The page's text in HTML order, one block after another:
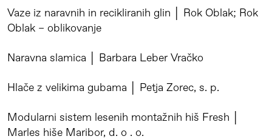
Vaze iz naravnih in recikliranih glin │ Rok Oblak; Rok
Oblak – oblikovanje
Naravna slamica │ Barbara Leber Vračko
Hlače z velikima gubama │ Petja Zorec, s. p.
Modularni sistem lesenih montažnih hiš Fresh │
Marles hiše Maribor, d. o . o.